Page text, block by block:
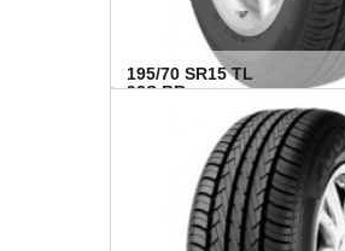
195/70 SR15 TL
92S BR...